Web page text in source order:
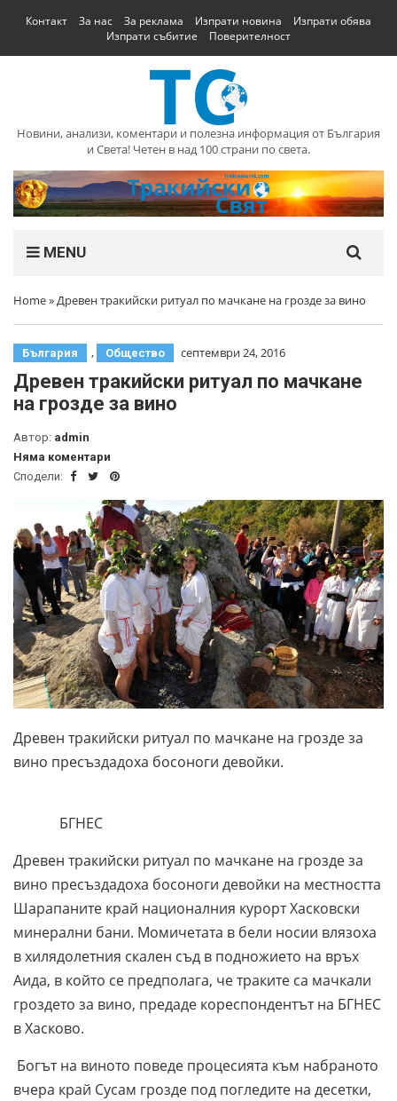
Контакт За нас За реклама Изпрати новина
Изпрати обява
Изпрати събитие
Поверителност
Новини, анализи, коментари и полезна информация от България
и Света! Четен в над 100 страни по света.
MENU
Home»Древен тракийски ритуал по мачкане на грозде за вино
България , Общество септември 24, 2016
Древен тракийски ритуал по мачкане
на грозде за вино
Автор: admin
Няма коментари
Сподели:
Древен тракийски ритуал по мачкане на грозде за
вино пресъздадоха босоноги девойки.
БГНЕС
Древен тракийски ритуал по мачкане на грозде за
вино пресъздадоха босоноги девойки на местността
Шарапаните край националния курорт Хасковски
минерални бани. Момичетата в бели носии влязоха
в хилядолетния скален съд в подножието на връх
Аида, в който се предполага, че траките са мачкали
гроздето за вино, предаде кореспондентът на БГНЕС
в Хасково.
Богът на виното поведе процесията към набраното
вчера край Сусам грозде под погледите на десетки,